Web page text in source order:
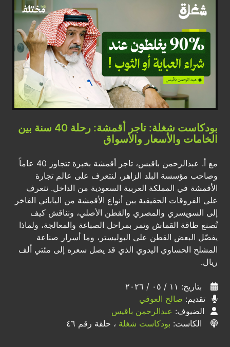
بودكاست شغلة: تاجر أقمشة: رحلة 40 سنة بين
الخامات والأسعار والأسواق
مع أ. عبدالرحمن باقيس، تاجر أقمشة بخبرة تتجاوز 40 عاماً
وصاحب مؤسسة البلد الزاهر، لنتعرف على عالم تجارة
الأقمشة في المملكة العربية السعودية من الداخل. نتعرف
على الفروقات الحقيقية بين أنواع الأقمشة من الياباني الفاخر
إلى السويسري والمصري والقطن الأصلي، ونناقش كيف
تُصنع طاقة القماش وتمر بمراحل الصباغة والمعالجة، ولماذا
يفضّل البعض القطن على البوليستر، وما أسرار صناعة
المشلح الحساوي اليدوي الذي قد يصل سعره إلى مئتي ألف
ريال.
بتاريخ: ١١ / ٠٥ / ٢٠٢٦
تقديم: صالح العوفي
الضيوف: عبدالرحمن باقيس
الكاست: بودكاست شغلة ، حلقة رقم ٤٦